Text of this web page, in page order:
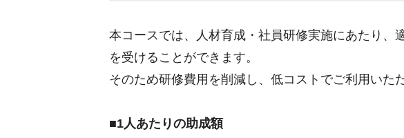
本コースでは、人材育成・社員研修実施にあたり
を受けることができます。
そのため研修費用を削減し、低コストでご利用いた
■1人あたりの助成額